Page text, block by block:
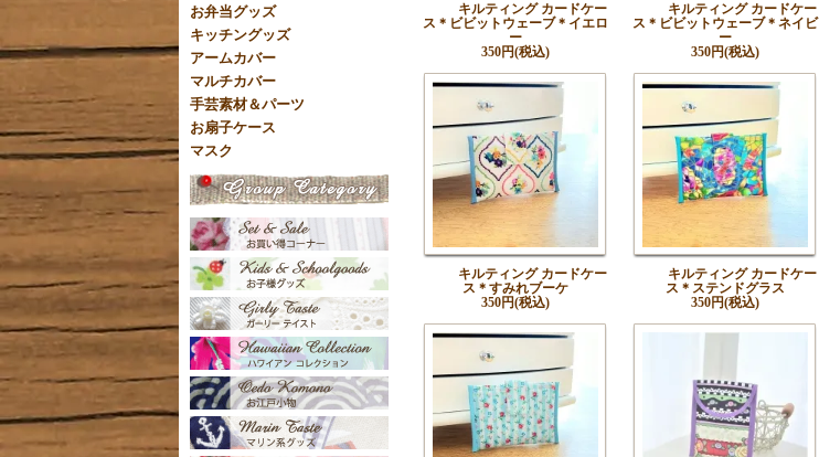
キルティング カードケー
ス＊ビビットウェーブ＊イエロ
ー
350円(税込)
キルティング カードケー
ス＊ビビットウェーブ＊ネイビ
ー
350円(税込)
キルティング カードケー
ス＊すみれブーケ
350円(税込)
キルティング カードケー
ス＊ステンドグラス
350円(税込)
お弁当グッズ
キッチングッズ
アームカバー
マルチカバー
手芸素材＆パーツ
お扇子ケース
マスク